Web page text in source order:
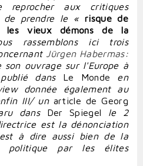
reprocher aux critiques
de prendre le « risque de
les vieux démons de la
rassemblons ici trois
Jürgen Habermas:
ouvrage sur l'Europe à
dans Le Monde en
donnée également au
III/ un article de Georg
dans Der Spiegel le 2
est la dénonciation
à dire aussi bien de la
par les élites